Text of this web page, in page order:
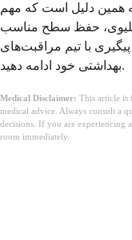
همین دلیل است که مهم
کلیوی، حفظ سطح مناسب
با تیم مراقبت‌های
بهداشتی خود ادامه دهید.
Medical Disclaimer: This article is
medical advice. Always consult a
decisions. If you are experiencing
room immediately.